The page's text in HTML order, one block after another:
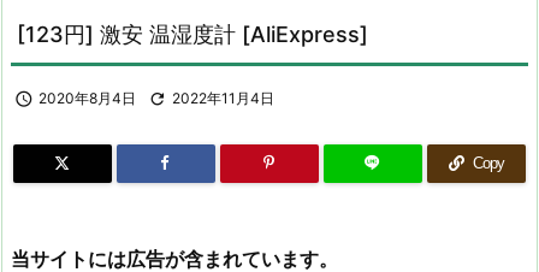
[123円] 激安 温湿度計 [AliExpress]
 2020年8月4日  2022年11月4日
Copy
当サイトには広告が含まれています。